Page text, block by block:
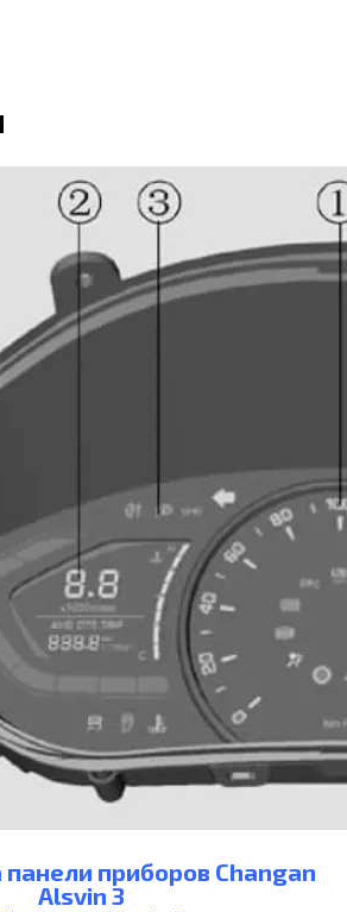
панели приборов Changan
Alsvin 3